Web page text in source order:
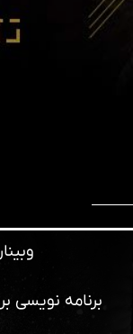
برنامه نویسی